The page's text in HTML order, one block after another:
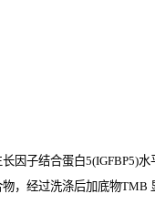
因子结合蛋白5(IGFBP5)水
，经过洗涤后加底物TMB